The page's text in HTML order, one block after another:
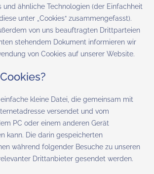
und ähnliche Technologien (der Einfachheit
unter „Cookies“ zusammengefasst).
von uns beauftragten Drittparteien
stehendem Dokument informieren wir
von Cookies auf unserer Website.
kleine Datei, die gemeinsam mit
versendet und vom
PC oder einem anderen Gerät
kann. Die darin gespeicherten
während folgender Besuche zu unseren
Drittanbieter gesendet werden.